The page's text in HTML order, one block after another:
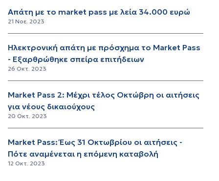
Απάτη με το market pass με λεία 34.000 ευρώ
21 Νοε. 2023
Ηλεκτρονική απάτη με πρόσχημα το Market Pass
- Εξαρθρώθηκε σπείρα επιτήδειων
26 Οκτ. 2023
Market Pass 2: Μέχρι τέλος Οκτώβρη οι αιτήσεις
για νέους δικαιούχους
20 Οκτ. 2023
Market Pass: Έως 31 Οκτωβρίου οι αιτήσεις -
Πότε αναμένεται η επόμενη καταβολή
12 Οκτ. 2023